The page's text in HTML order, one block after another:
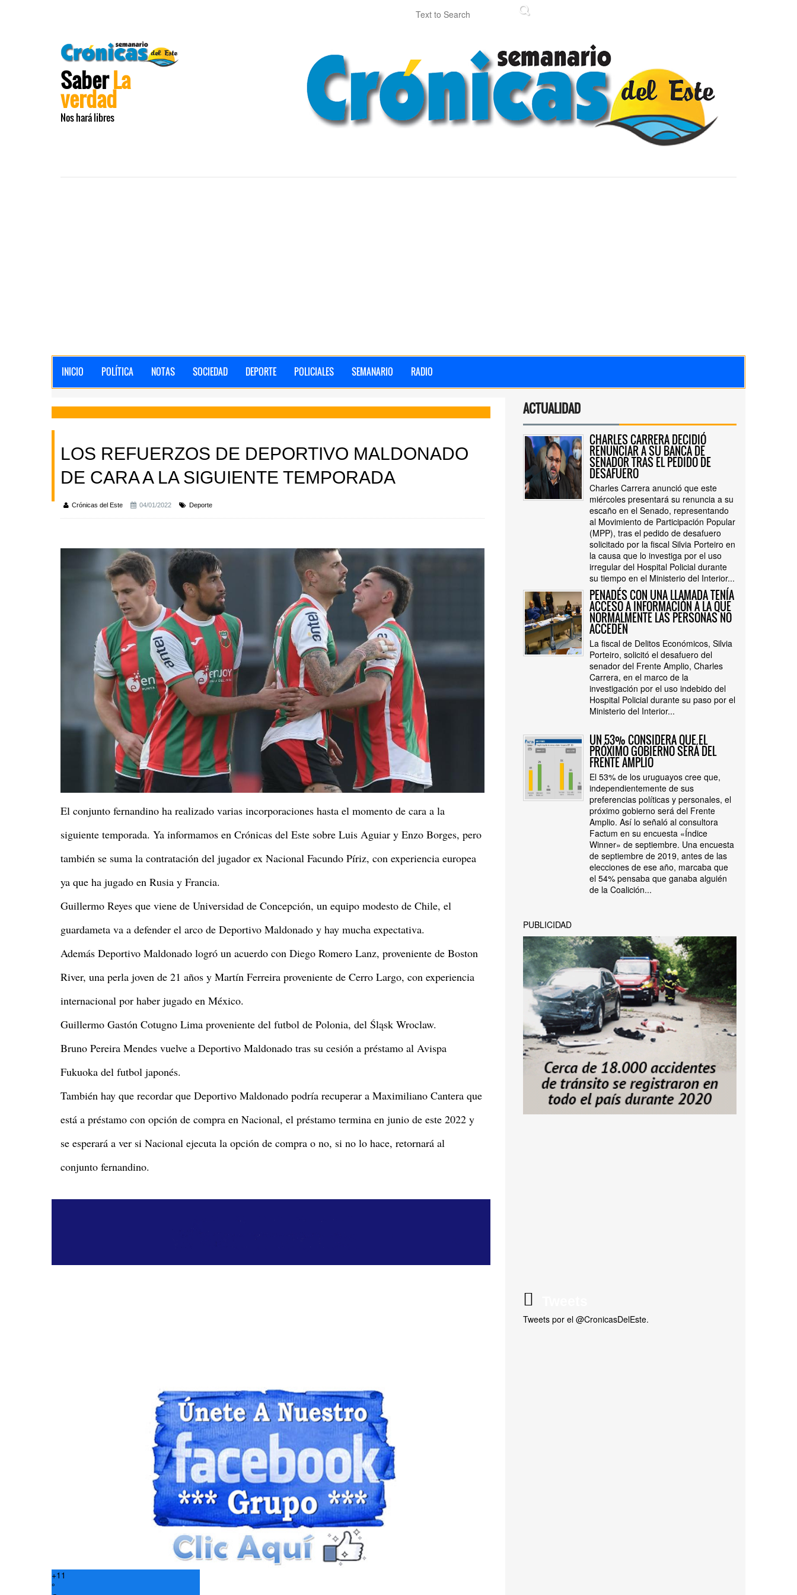
SaberLa
verdad
Nos hará libres
INICIO POLÍTICA NOTAS SOCIEDAD DEPORTE POLICIALES SEMANARIO RADIO
LOS REFUERZOS DE DEPORTIVO MALDONADO
DE CARA A LA SIGUIENTE TEMPORADA
Crónicas del Este 04/01/2022 Deporte
El conjunto fernandino ha realizado varias incorporaciones hasta el momento de cara a la
siguiente temporada. Ya informamos en Crónicas del Este sobre Luis Aguiar y Enzo Borges, pero
también se suma la contratación del jugador ex Nacional Facundo Píriz, con experiencia europea
ya que ha jugado en Rusia y Francia.
Guillermo Reyes que viene de Universidad de Concepción, un equipo modesto de Chile, el
guardameta va a defender el arco de Deportivo Maldonado y hay mucha expectativa.
Además Deportivo Maldonado logró un acuerdo con Diego Romero Lanz, proveniente de Boston
River, una perla joven de 21 años y Martín Ferreira proveniente de Cerro Largo, con experiencia
internacional por haber jugado en México.
Guillermo Gastón Cotugno Lima proveniente del futbol de Polonia, del Śląsk Wroclaw.
Bruno Pereira Mendes vuelve a Deportivo Maldonado tras su cesión a préstamo al Avispa
Fukuoka del futbol japonés.
También hay que recordar que Deportivo Maldonado podría recuperar a Maximiliano Cantera que
está a préstamo con opción de compra en Nacional, el préstamo termina en junio de este 2022 y
se esperará a ver si Nacional ejecuta la opción de compra o no, si no lo hace, retornará al
conjunto fernandino.
+11
°
ACTUALIDAD
CHARLES CARRERA DECIDIÓ
RENUNCIAR A SU BANCA DE
SENADOR TRAS EL PEDIDO DE
DESAFUERO
Charles Carrera anunció que este
miércoles presentará su renuncia a su
escaño en el Senado, representando
al Movimiento de Participación Popular
(MPP), tras el pedido de desafuero
solicitado por la fiscal Silvia Porteiro en
la causa que lo investiga por el uso
irregular del Hospital Policial durante
su tiempo en el Ministerio del Interior...
PENADÉS CON UNA LLAMADA TENÍA
ACCESO A INFORMACIÓN A LA QUE
NORMALMENTE LAS PERSONAS NO
ACCEDEN
La fiscal de Delitos Económicos, Silvia
Porteiro, solicitó el desafuero del
senador del Frente Amplio, Charles
Carrera, en el marco de la
investigación por el uso indebido del
Hospital Policial durante su paso por el
Ministerio del Interior...
UN 53% CONSIDERA QUE EL
PRÓXIMO GOBIERNO SERÁ DEL
FRENTE AMPLIO
El 53% de los uruguayos cree que,
independientemente de sus
preferencias políticas y personales, el
próximo gobierno será del Frente
Amplio. Así lo señaló al consultora
Factum en su encuesta «Índice
Winner» de septiembre. Una encuesta
de septiembre de 2019, antes de las
elecciones de ese año, marcaba que
el 54% pensaba que ganaba alguién
de la Coalición...
PUBLICIDAD
Tweets por el @CronicasDelEste.